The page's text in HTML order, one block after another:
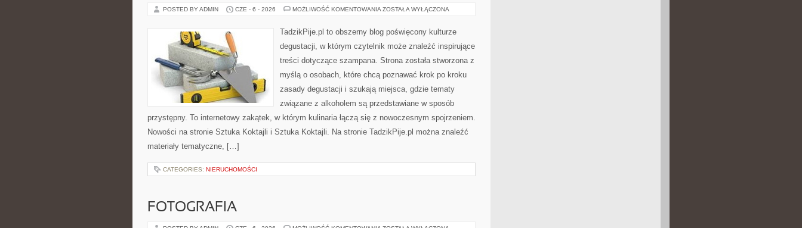
POSTED BY ADMIN CZE - 6 - 2026 MOŻLIWOŚĆ KOMENTOWANIA WINA
ZOSTAŁA WYŁĄCZONA
TadzikPije.pl to obszerny blog poświęcony kulturze
degustacji, w którym czytelnik może znaleźć inspirujące
treści dotyczące szampana. Strona została stworzona z
myślą o osobach, które chcą poznawać krok po kroku
zasady degustacji i szukają miejsca, gdzie tematy
związane z alkoholem są przedstawiane w sposób
przystępny. To internetowy zakątek, w którym kulinaria łączą się z nowoczesnym spojrzeniem.
Nowości na stronie Sztuka Koktajli i Sztuka Koktajli. Na stronie TadzikPije.pl można znaleźć
materiały tematyczne, […]
CATEGORIES: NIERUCHOMOŚCI
FOTOGRAFIA